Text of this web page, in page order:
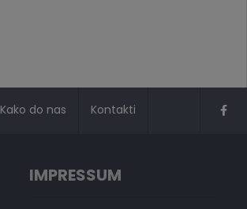
Kako do nas Kontakti
IMPRESSUM